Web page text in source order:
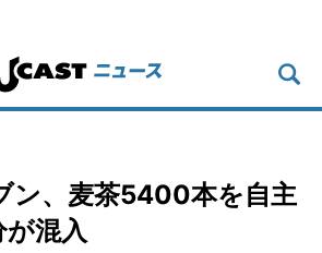
ン、麦茶5400本を自主
混入